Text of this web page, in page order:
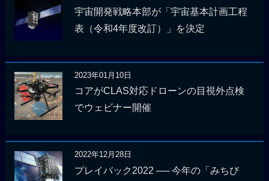
宇宙開発戦略本部が「宇宙基本計画工程
表（令和4年度改訂）」を決定
2023年01月10日
コアがCLAS対応ドローンの目視外点検
でウェビナー開催
2022年12月28日
プレイバック2022 ── 今年の「みちび